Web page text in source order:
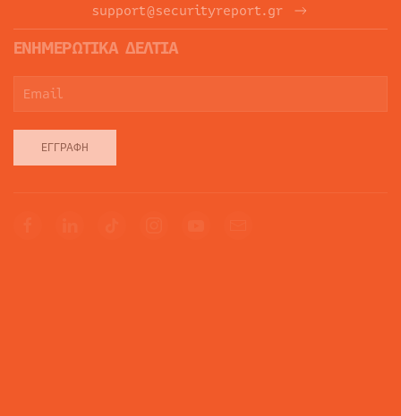
support@securityreport.gr
ΕΝΗΜΕΡΩΤΙΚΑ ΔΕΛΤΙΑ
ΕΓΓΡΑΦΉ